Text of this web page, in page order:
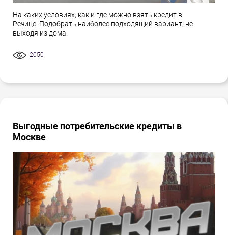
На каких условиях, как и где можно взять кредит в
Речице. Подобрать наиболее подходящий вариант, не
выходя из дома.
2050
Выгодные потребительские кредиты в
Москве